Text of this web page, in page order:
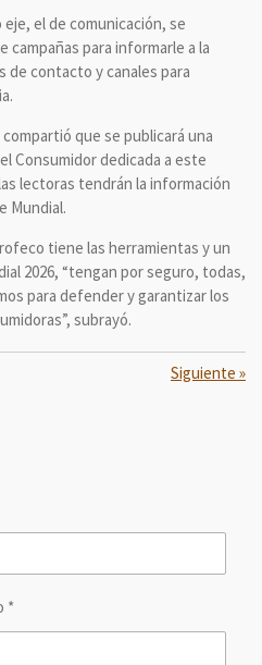
el de comunicación, se
para informarle a la
de contacto y canales para
que se publicará una
Consumidor dedicada a este
lectoras tendrán la información
Mundial.
tiene las herramientas y un
2026, “tengan por seguro, todas,
para defender y garantizar los
subrayó.
Siguiente »
*